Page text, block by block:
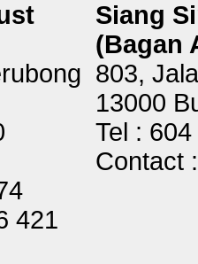
421
Siang
(Bagan
803,
13000
Tel :
Contact